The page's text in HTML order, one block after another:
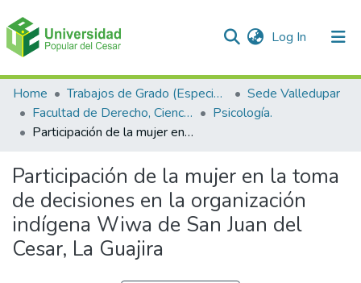
Log In (current)
Communities & Collections
All of DSpace
Home Trabajos de Grado (Especializaciones y Pregrados)
Sede Valledupar
Facultad de Derecho, Ciencias Políticas y Sociales.
Psicología.
Participación de la mujer en la toma de decisiones en la organización indígena Wiwa de San Juan del Cesar, La Guajira
Participación de la mujer en la toma
de decisiones en la organización
indígena Wiwa de San Juan del
Cesar, La Guajira